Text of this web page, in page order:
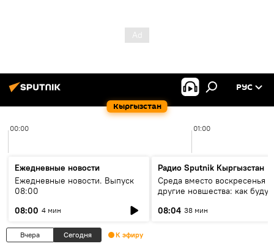
Кыргызстан
РУС
00:00 01:00
Ежедневные новости
Ежедневные новости. Выпуск
08:00
08:00 4 мин
Радио Sputnik Кыргызстан
Среда вместо воскресенья и
другие новшества: как будут
08:04 38 мин
Вчера Сегодня К эфиру